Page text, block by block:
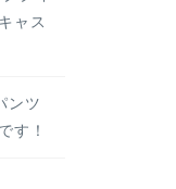
ャス
ンツ
す！